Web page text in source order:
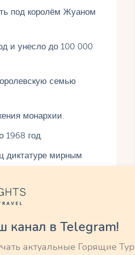
под королём Жуаном
и унесло до 100 000
семью
монархии.
1968 год.
диктатуре мирным
экспансию.
Азии и Южной Америке.
на стороне Антанты.
канал в Telegram!
актуальные Горящие